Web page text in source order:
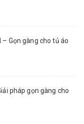
– Gọn gàng cho tủ áo
pháp gọn gàng cho